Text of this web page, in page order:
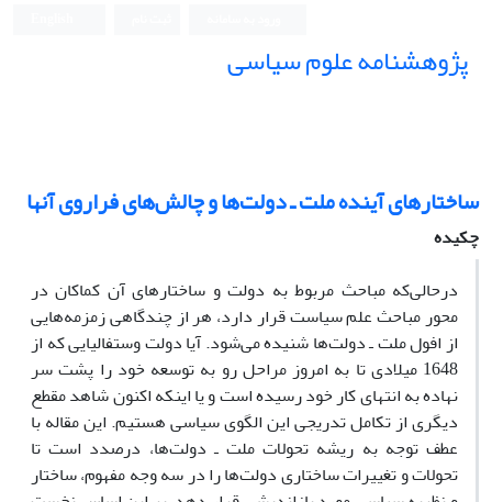
پژوهشنامه علوم سیاسی
ساختارهای آینده ملت ـ دولت‌ها و چالش‌های فراروی آنها
چکیده
درحالی‌که‌ مباحث‌ مربوط‌ به‌ دولت‌ و ساختارهای‌ آن‌ کماکان‌ در
محور مباحث‌ علم‌ سیاست‌ قرار دارد، هر از چندگاهی‌ زمزمه‌هایی‌
از افول‌ ملت‌ ـ دولت‌ها شنیده‌ می‌شود. آیا دولت‌ وستفالیایی‌ که‌ از
1648 میلادی‌ تا به‌ امروز مراحل‌ رو به‌ توسعه‌ خود را پشت ‌سر
نهاده‌ به‌ انتهای‌ کار خود رسیده‌ است‌ و یا اینکه‌ اکنون‌ شاهد مقطع‌
دیگری‌ از تکامل‌ تدریجی‌ این‌ الگوی‌ سیاسی‌ هستیم‌. این‌ مقاله‌ با
عطف‌ توجه‌ به‌ ریشه‌ تحولات‌ ملت‌ ـ دولت‌ها، درصدد است‌ تا
تحولات‌ و تغییرات‌ ساختاری‌ دولت‌ها را در سه‌ وجه‌ مفهوم‌، ساختار